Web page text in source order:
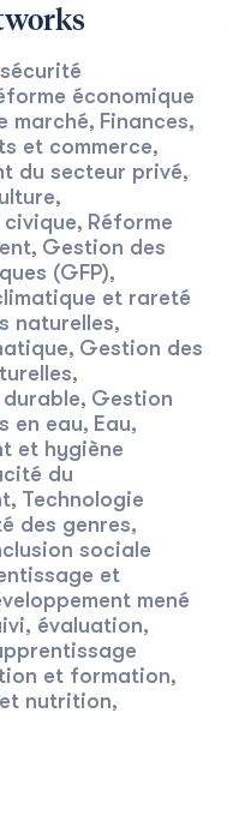
économique
marché, Finances,
et commerce,
du secteur privé,
,
civique, Réforme
, Gestion des
(GFP),
et rareté
naturelles,
, Gestion des
,
, Gestion
en eau, Eau,
et hygiène
du
, Technologie
des genres,
sociale
et
mené
évaluation,
et formation,
nutrition,